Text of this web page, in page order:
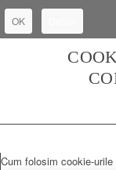
OK
Cum folosim cookie-urile